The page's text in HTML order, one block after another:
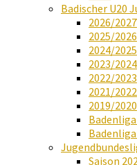
Badischer U20
2026/2027
2025/2026
2024/2025
2023/2024
2022/2023
2021/2022
2019/2020
Saison